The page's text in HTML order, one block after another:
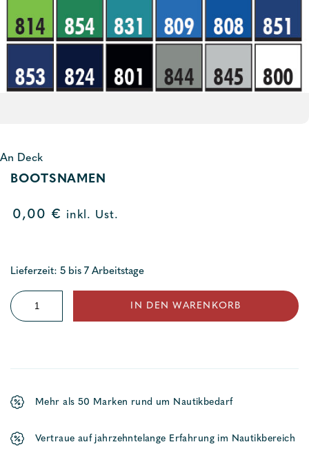
An Deck
BOOTSNAMEN
0,00 € inkl. Ust.
Lieferzeit: 5 bis 7 Arbeitstage
Bootsnamen
Menge
IN DEN WARENKORB
Mehr als 50 Marken rund um Nautikbedarf
Vertraue auf jahrzehntelange Erfahrung im Nautikbereich